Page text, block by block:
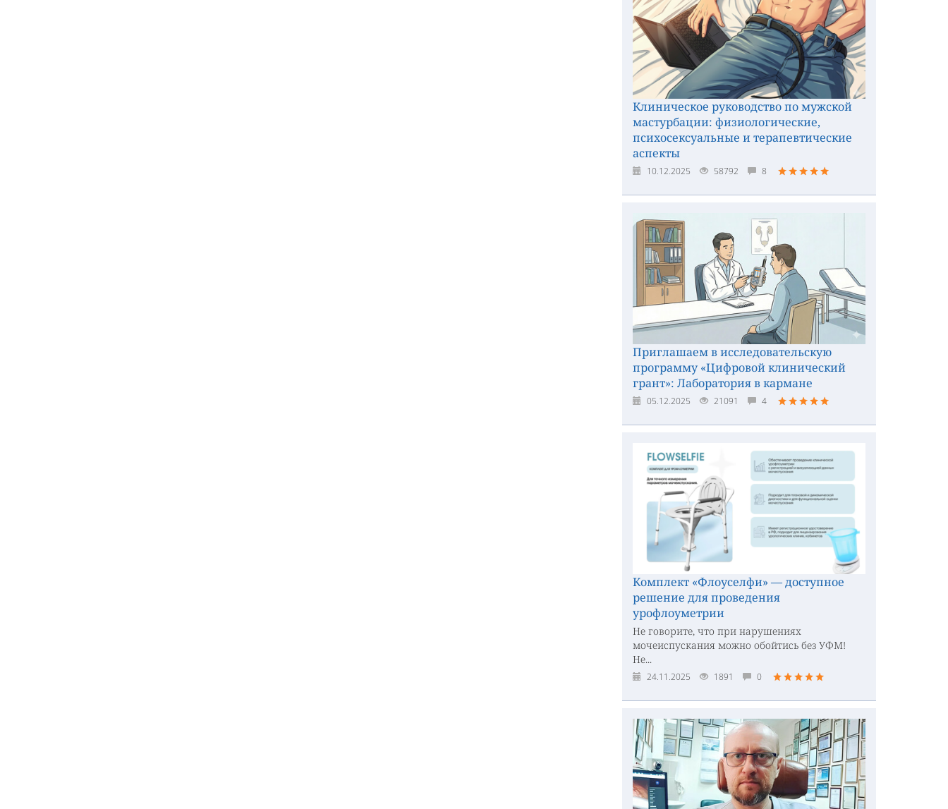
Клиническое руководство по мужской
мастурбации: физиологические,
психосексуальные и терапевтические
аспекты
10.12.2025 58792 8
Приглашаем в исследовательскую
программу «Цифровой клинический
грант»: Лаборатория в кармане
05.12.2025 21091 4
Комплект «Флоуселфи» — доступное
решение для проведения
урофлоуметрии
Не говорите, что при нарушениях
мочеиспускания можно обойтись без УФМ!
Не...
24.11.2025 1891 0